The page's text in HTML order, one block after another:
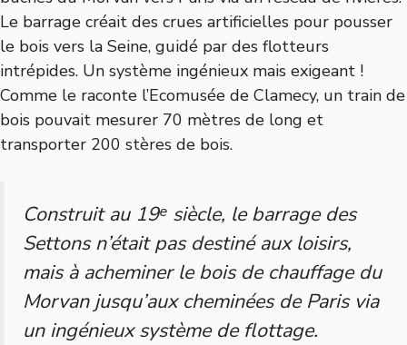
Le barrage créait des crues artificielles pour pousser
le bois vers la Seine, guidé par des flotteurs
intrépides. Un système ingénieux mais exigeant !
Comme le raconte l’Ecomusée de Clamecy, un train de
bois pouvait mesurer 70 mètres de long et
transporter 200 stères de bois.
Construit au 19ᵉ siècle, le barrage des
Settons n’était pas destiné aux loisirs,
mais à acheminer le bois de chauffage du
Morvan jusqu’aux cheminées de Paris via
un ingénieux système de flottage.